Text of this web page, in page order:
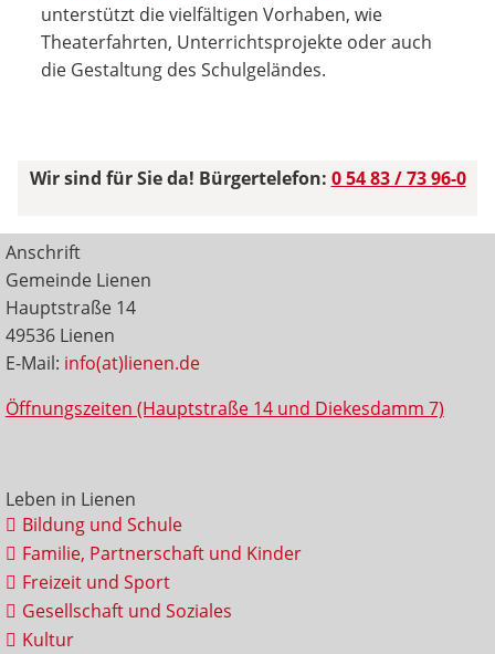
unterstützt die vielfältigen Vorhaben, wie
Theaterfahrten, Unterrichtsprojekte oder auch
die Gestaltung des Schulgeländes.
Wir sind für Sie da! Bürgertelefon: 0 54 83 / 73 96-0
Anschrift
Gemeinde Lienen
Hauptstraße 14
49536 Lienen
E-Mail: info(at)lienen.de
Öffnungszeiten (Hauptstraße 14 und Diekesdamm 7)
Leben in Lienen
Bildung und Schule
Familie, Partnerschaft und Kinder
Freizeit und Sport
Gesellschaft und Soziales
Kultur